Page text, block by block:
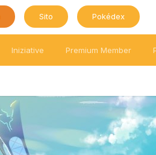
Sito Pokédex
Iniziative Premium Member